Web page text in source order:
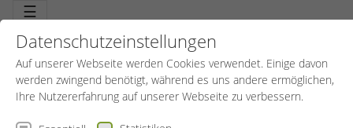
☰
Datenschutzeinstellungen
Auf unserer Webseite werden Cookies verwendet. Einige davon
werden zwingend benötigt, während es uns andere ermöglichen,
Ihre Nutzererfahrung auf unserer Webseite zu verbessern.